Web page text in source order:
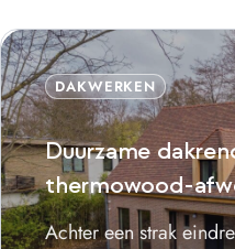
DAKWERKEN
Duurzame
thermowood-
Achter een strak